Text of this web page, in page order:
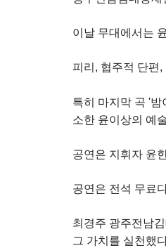
이날 무대에서는
피리, 협주적 단편
특히 마지막 곡 '
소한 윤이상의 예
공연은 지휘자 윤
공연은 전석 무료
최경주 광주전남
그 가치를 실천했